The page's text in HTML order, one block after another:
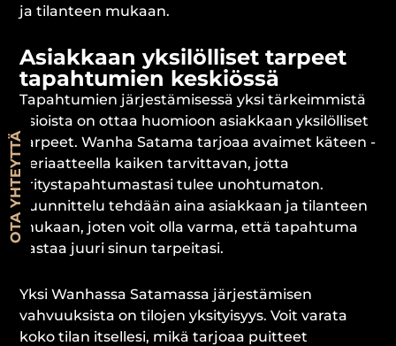
ja tilanteen mukaan.
Asiakkaan yksilölliset tarpeet
tapahtumien keskiössä
Tapahtumien järjestämisessä yksi tärkeimmistä
asioista on ottaa huomioon asiakkaan yksilölliset
tarpeet. Wanha Satama tarjoaa avaimet käteen -
periaatteella kaiken tarvittavan, jotta
yritystapahtumastasi tulee unohtumaton.
Suunnittelu tehdään aina asiakkaan ja tilanteen
mukaan, joten voit olla varma, että tapahtuma
vastaa juuri sinun tarpeitasi.
Yksi Wanhassa Satamassa järjestämisen
vahvuuksista on tilojen yksityisyys. Voit varata
koko tilan itsellesi, mikä tarjoaa puitteet
OTA YHTEYTTÄ